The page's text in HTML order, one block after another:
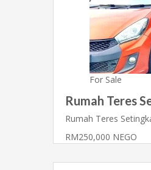
For Sale
Rumah Teres
Rumah Teres
RM250,000 NEGO